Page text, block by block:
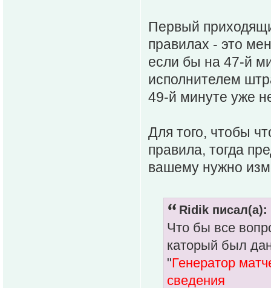
Первый
правилах - это
если бы на 47-й
исполнителем
49-й минуте уже
Для того, чтобы
правила, тогда
вашему нужно
Ridik писал(а):
Что бы все
каторый был
"Генератор
сведения